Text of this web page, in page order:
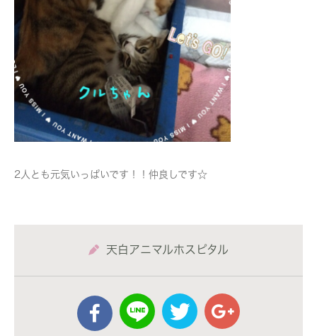
2人とも元気いっぱいです！！仲良しです☆
天白アニマルホスピタル